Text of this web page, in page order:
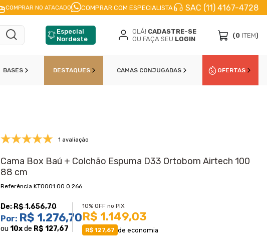
PARCELE EMATÉ 10XNO CARTÃO DE CŔEDITO
COMPRAR NO ATACADO COMPRAR COM ESPECIALISTA SAC (11) 4167-4728
Especial
Nordeste
OLÁ! CADASTRE-SE
OU FAÇA SEU LOGIN (0 ITEM)
BASES DESTAQUES CAMAS CONJUGADAS OFERTAS
1 avaliação
Cama Box Baú + Colchão Espuma D33 Ortobom Airtech 100
88 cm
KT0001.00.0.266
De:R$ 1.656,70
Por: R$ 1.276,70
ou10xde R$ 127,67
10% OFF no PIX
R$ 1.149,03
R$ 127,67 de economia